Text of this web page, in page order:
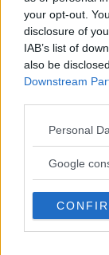
your opt-out.
disclosure of
IAB’s list of
also be
Downstream
Please note
not limited to
use your data
consent section.
Personal
Google
sida
‹ 1
Tester: De